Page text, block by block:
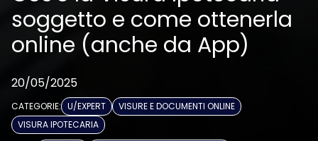
soggetto e come ottenerla
online (anche da App)
20/05/2025
CATEGORIE: U/EXPERT
VISURE E DOCUMENTI ONLINE
VISURA IPOTECARIA